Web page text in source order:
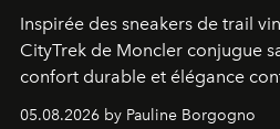
Inspirée des sneakers de trail
CityTrek de Moncler conjugue
confort durable et élégance
accompagner les explorations
05.08.2026 by Pauline Borgogno